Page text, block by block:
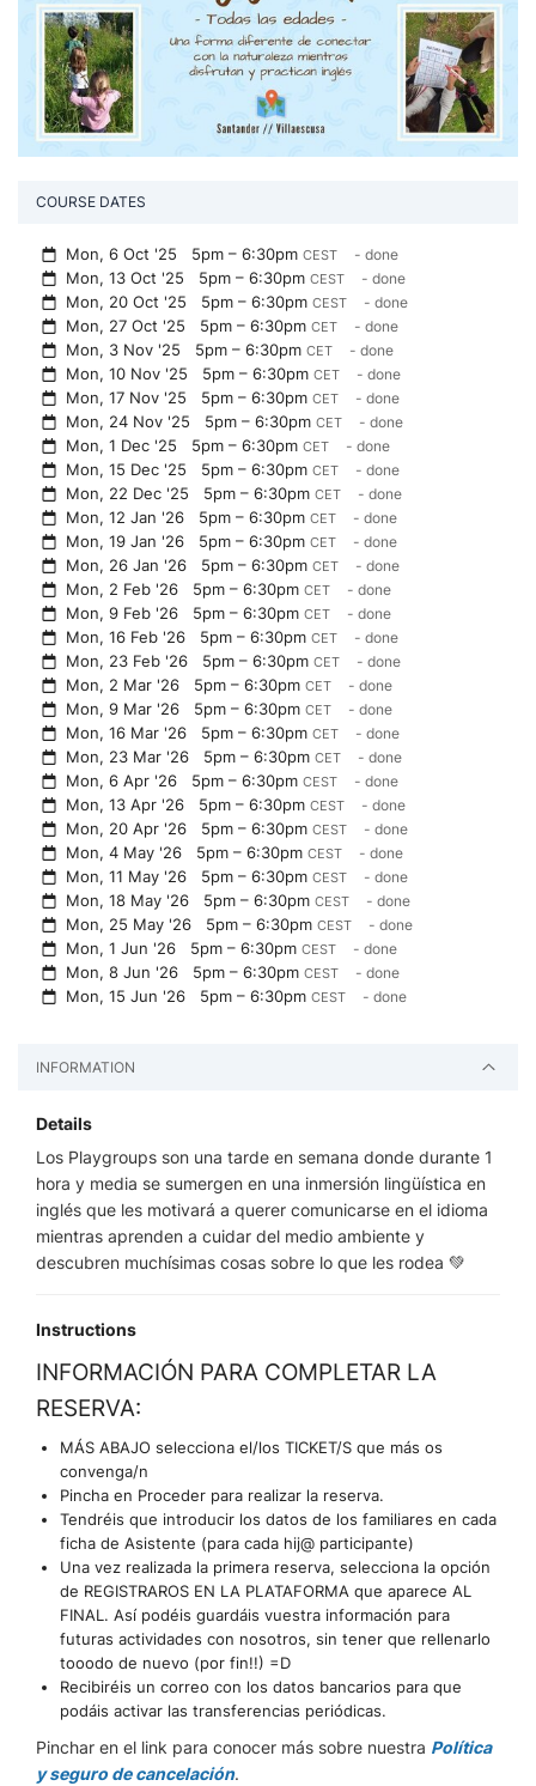
COURSE DATES
Mon, 6 Oct '25 5pm – 6:30pmCEST - done
Mon, 13 Oct '25 5pm – 6:30pmCEST - done
Mon, 20 Oct '25 5pm – 6:30pmCEST - done
Mon, 27 Oct '25 5pm – 6:30pmCET - done
Mon, 3 Nov '25 5pm – 6:30pmCET - done
Mon, 10 Nov '25 5pm – 6:30pmCET - done
Mon, 17 Nov '25 5pm – 6:30pmCET - done
Mon, 24 Nov '25 5pm – 6:30pmCET - done
Mon, 1 Dec '25 5pm – 6:30pmCET - done
Mon, 15 Dec '25 5pm – 6:30pmCET - done
Mon, 22 Dec '25 5pm – 6:30pmCET - done
Mon, 12 Jan '26 5pm – 6:30pmCET - done
Mon, 19 Jan '26 5pm – 6:30pmCET - done
Mon, 26 Jan '26 5pm – 6:30pmCET - done
Mon, 2 Feb '26 5pm – 6:30pmCET - done
Mon, 9 Feb '26 5pm – 6:30pmCET - done
Mon, 16 Feb '26 5pm – 6:30pmCET - done
Mon, 23 Feb '26 5pm – 6:30pmCET - done
Mon, 2 Mar '26 5pm – 6:30pmCET - done
Mon, 9 Mar '26 5pm – 6:30pmCET - done
Mon, 16 Mar '26 5pm – 6:30pmCET - done
Mon, 23 Mar '26 5pm – 6:30pmCET - done
Mon, 6 Apr '26 5pm – 6:30pmCEST - done
Mon, 13 Apr '26 5pm – 6:30pmCEST - done
Mon, 20 Apr '26 5pm – 6:30pmCEST - done
Mon, 4 May '26 5pm – 6:30pmCEST - done
Mon, 11 May '26 5pm – 6:30pmCEST - done
Mon, 18 May '26 5pm – 6:30pmCEST - done
Mon, 25 May '26 5pm – 6:30pmCEST - done
Mon, 1 Jun '26 5pm – 6:30pmCEST - done
Mon, 8 Jun '26 5pm – 6:30pmCEST - done
Mon, 15 Jun '26 5pm – 6:30pmCEST - done
INFORMATION
Details
Los Playgroups son una tarde en semana donde durante 1
hora y media se sumergen en una inmersión lingüística en
inglés que les motivará a querer comunicarse en el idioma
mientras aprenden a cuidar del medio ambiente y
descubren muchísimas cosas sobre lo que les rodea 💚
Instructions
INFORMACIÓN PARA COMPLETAR LA
RESERVA:
MÁS ABAJO selecciona el/los TICKET/S que más os
convenga/n
Pincha en Proceder para realizar la reserva.
Tendréis que introducir los datos de los familiares en cada
ficha de Asistente (para cada hij@ participante)
Una vez realizada la primera reserva, selecciona la opción
de REGISTRAROS EN LA PLATAFORMA que aparece AL
FINAL. Así podéis guardáis vuestra información para
futuras actividades con nosotros, sin tener que rellenarlo
tooodo de nuevo (por fin!!) =D
Recibiréis un correo con los datos bancarios para que
podáis activar las transferencias periódicas.
Pinchar en el link para conocer más sobre nuestra Política
y seguro de cancelación.